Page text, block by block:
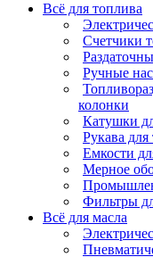
Всё для топлива
Счетчики
Ручные
колонки
Катушки
Рукава для
Емкости
Мерное
Фильтры
Всё для масла